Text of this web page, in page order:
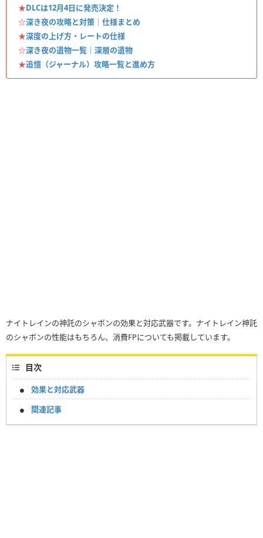
★DLCは12月4日に発売決定！
☆深き夜の攻略と対策｜仕様まとめ
★深度の上げ方・レートの仕様
☆深き夜の遺物一覧｜深層の遺物
★追憶（ジャーナル）攻略一覧と進め方
ナイトレインの神託のシャボンの効果と対応武器です。ナイトレイン神託
のシャボンの性能はもちろん、消費FPについても掲載しています。
目次
効果と対応武器
関連記事